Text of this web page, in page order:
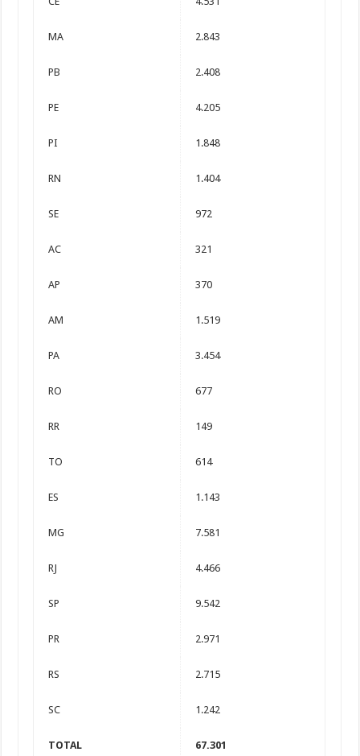
MA 2.843
PB 2.408
PE 4.205
PI 1.848
RN 1.404
SE 972
AC 321
AP 370
AM 1.519
PA 3.454
RO 677
RR 149
TO 614
ES 1.143
MG 7.581
RJ 4.466
SP 9.542
PR 2.971
RS 2.715
SC 1.242
TOTAL 67.301